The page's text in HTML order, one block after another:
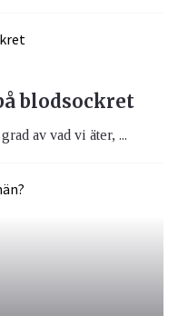
blodsockret
av vad vi äter, ...